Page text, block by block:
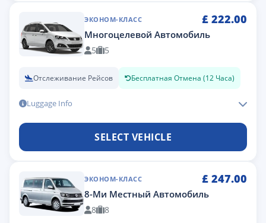
ЭКОНОМ-КЛАСС £ 222.00
Многоцелевой Автомобиль
5 5
Отслеживание Рейсов Бесплатная Отмена (12 Часа)
Luggage Info
SELECT VEHICLE
ЭКОНОМ-КЛАСС £ 247.00
8-Ми Местный Автомобиль
8 8